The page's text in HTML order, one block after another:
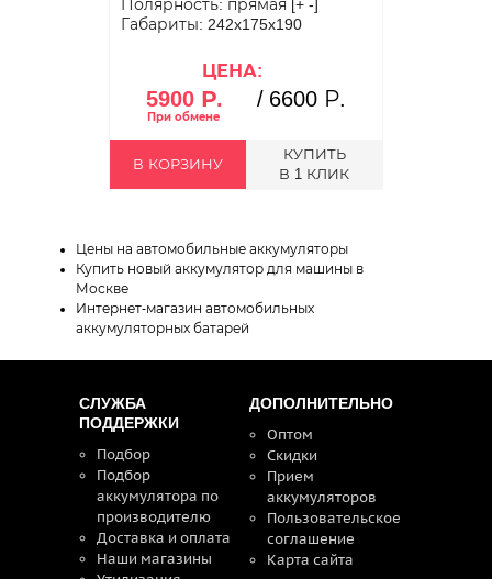
Полярность: прямая [+ -]
Габариты: 242x175x190
ЦЕНА:
5900 Р. / 6600 Р.
В КОРЗИНУ
КУПИТЬ
В 1 КЛИК
Цены на автомобильные аккумуляторы
Купить новый аккумулятор для машины в
Москве
Интернет-магазин автомобильных
аккумуляторных батарей
СЛУЖБА
ПОДДЕРЖКИ
Подбор
Подбор
аккумулятора по
производителю
Доставка и оплата
Наши магазины
ДОПОЛНИТЕЛЬНО
Оптом
Скидки
Прием
аккумуляторов
Пользовательское
соглашение
Карта сайта